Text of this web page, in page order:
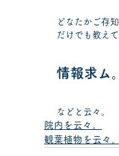
どなたかご存
だけでも教え
情報求ム。
などと云々。
院内を云々。
観葉植物を云々。